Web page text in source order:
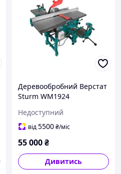
Деревообробний Верстат
Sturm WM1924
Недоступний
від5500₴/міс
55 000₴
Дивитись